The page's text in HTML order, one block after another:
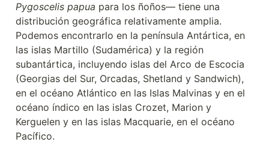
Pygoscelis papua para los ñoños— tiene una
distribución geográfica relativamente amplia.
Podemos encontrarlo en la península Antártica, en
las islas Martillo (Sudamérica) y la región
subantártica, incluyendo islas del Arco de Escocia
(Georgias del Sur, Orcadas, Shetland y Sandwich),
en el océano Atlántico en las Islas Malvinas y en el
océano índico en las islas Crozet, Marion y
Kerguelen y en las islas Macquarie, en el océano
Pacífico.